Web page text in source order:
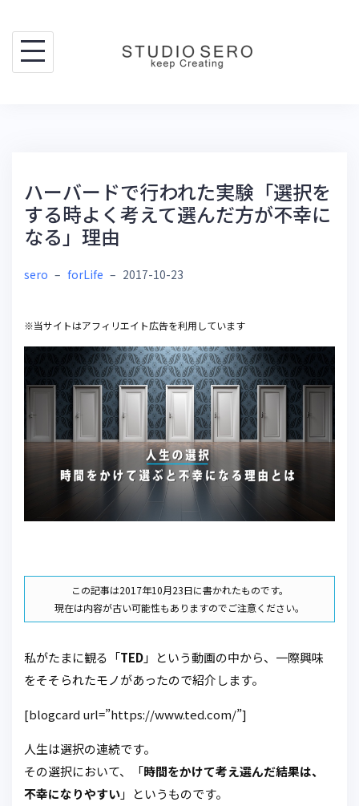
content
ハーバードで行われた実験「選択を
する時よく考えて選んだ方が不幸に
なる」理由
sero – forLife – 2017-10-23
※当サイトはアフィリエイト広告を利用しています
この記事は2017年10月23日に書かれたものです。
現在は内容が古い可能性もありますのでご注意ください。
私がたまに観る「TED」という動画の中から、一際興味
をそそられたモノがあったので紹介します。
[blogcard url=”https://www.ted.com/”]
人生は選択の連続です。
その選択において、「時間をかけて考え選んだ結果は、
不幸になりやすい」というものです。